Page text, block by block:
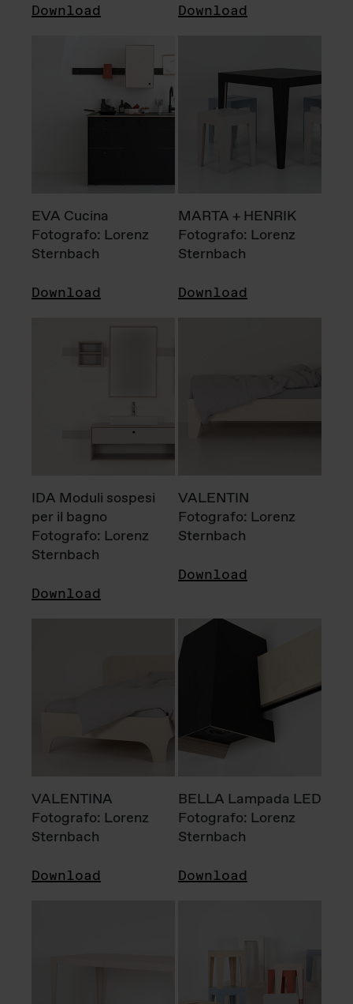
Download Download
EVA Cucina
Fotografo: Lorenz
Sternbach
Download
MARTA + HENRIK
Fotografo: Lorenz
Sternbach
Download
IDA Moduli sospesi
per il bagno
Fotografo: Lorenz
Sternbach
Download
VALENTIN
Fotografo: Lorenz
Sternbach
Download
VALENTINA
Fotografo: Lorenz
Sternbach
Download
BELLA Lampada LED
Fotografo: Lorenz
Sternbach
Download